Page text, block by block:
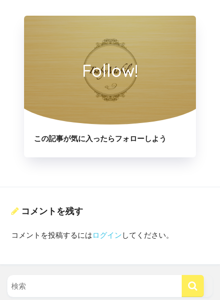
Follow!
この記事が気に入ったらフォローしよう
コメントを残す
コメントを投稿するにはログイン してください。